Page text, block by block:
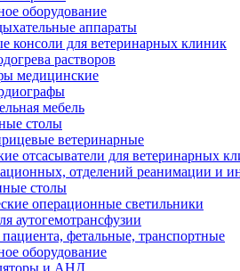
оборудование
аппараты
консоли для ветеринарных клиник
растворов
медицинские
мебель
столы
ветеринарные
отсасыватели для ветеринарных
отделений реанимации и
столы
операционные светильники
аутогемотрансфузии
фетальные, транспортные
оборудование
и АНД